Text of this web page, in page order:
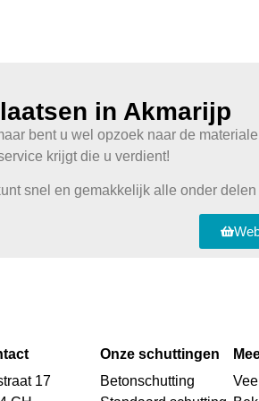
in Akmarijp
bent u wel opzoek naar de
krijgt die u verdient!
snel en gemakkelijk alle onder
17
Onze schuttingen
Betonschutting